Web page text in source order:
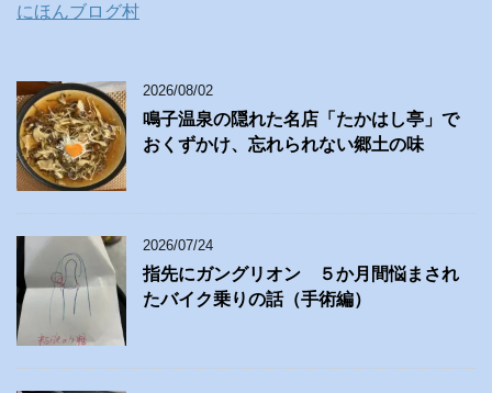
にほんブログ村
2026/08/02
鳴子温泉の隠れた名店「たかはし亭」で
おくずかけ、忘れられない郷土の味
2026/07/24
指先にガングリオン ５か月間悩まされ
たバイク乗りの話（手術編）